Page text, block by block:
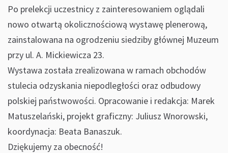
Po prelekcji uczestnicy z zainteresowaniem oglądali
nowo otwartą okolicznościową wystawę plenerową,
zainstalowana na ogrodzeniu siedziby głównej Muzeum
przy ul. A. Mickiewicza 23.
Wystawa została zrealizowana w ramach obchodów
stulecia odzyskania niepodległości oraz odbudowy
polskiej państwowości. Opracowanie i redakcja: Marek
Matuszelański, projekt graficzny: Juliusz Wnorowski,
koordynacja: Beata Banaszuk.
Dziękujemy za obecność!